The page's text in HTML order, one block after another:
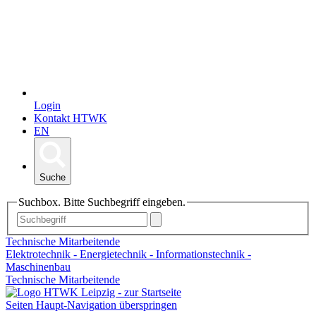
Login
Kontakt HTWK
EN
Suche
Suchbox. Bitte Suchbegriff eingeben.
Technische Mitarbeitende
Elektrotechnik - Energietechnik - Informationstechnik -
Maschinenbau
Technische Mitarbeitende
Seiten Haupt-Navigation überspringen